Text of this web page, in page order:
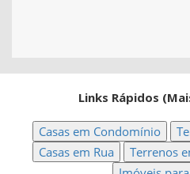
Links Rápidos
Casas em Condomínio
Casas em Rua
Terrenos